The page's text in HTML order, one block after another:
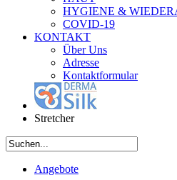
HYGIENE &
COVID-19
KONTAKT
Über Uns
Adresse
Kontaktformular
Stretcher
Angebote